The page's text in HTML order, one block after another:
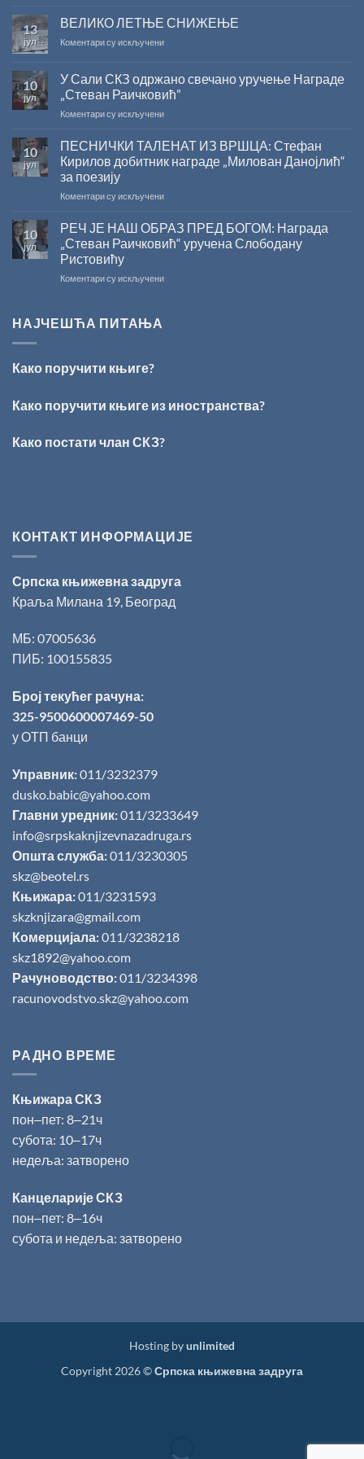
РАДОЈЧИЋ
ЖИЧКЕ
2026.
ГОДИНУ
13
јул
ВЕЛИКО ЛЕТЊЕ СНИЖЕЊЕ
Коментари су искљученина
СНИЖЕЊЕ
10
јул
У Сали СКЗ одржано свечано уручење Награде
„Стеван Раичковић”
Коментари су искљученина
Сали
одржано
уручење
„Стеван
Раичковић”
10
јул
ПЕСНИЧКИ ТАЛЕНАТ ИЗ ВРШЦА: Стефан
Кирилов добитник награде „Милован Данојлић“
за поезију
Коментари су искљученина
ТАЛЕНАТ
ИЗ
ВРШЦА:
Кирилов
10
јул
РЕЧ ЈЕ НАШ ОБРАЗ ПРЕД БОГОМ: Награда
„Стеван Раичковић“ уручена Слободану
Ристовићу
Коментари су искљученина
Раичковић“
Ристовићу
НАЈЧЕШЋА ПИТАЊА
Како поручити књиге?
Како поручити књиге из иностранства?
Како постати члан СКЗ?
КОНТАКТ ИНФОРМАЦИЈЕ
Српска књижевна задруга
Краља Милана 19, Београд
МБ: 07005636
ПИБ: 100155835
Број текућег рачуна:
325-9500600007469-50
у ОТП банци
Управник:011/3232379
dusko.babic@yahoo.com
Главни уредник:011/3233649
info@srpskaknjizevnazadruga.rs
Општа служба:011/3230305
skz@beotel.rs
Књижара:011/3231593
skzknjizara@gmail.com
Комерцијала:011/3238218
skz1892@yahoo.com
Рачуноводство:011/3234398
racunovodstvo.skz@yahoo.com
РАДНО ВРЕМЕ
Књижара СКЗ
пон‒пет: 8‒21ч
субота: 10‒17ч
недеља: затворено
Канцеларије СКЗ
пон‒пет: 8‒16ч
субота и недеља: затворено
Hosting byunlimited
Copyright 2026 ©Српска књижевна задруга